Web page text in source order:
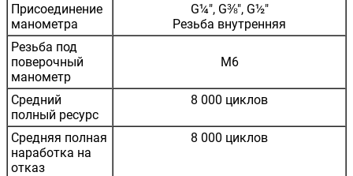
Присоединение
манометра
G¼", G⅜", G½"
Резьба внутренняя
Резьба под
поверочный
манометр
M6
Средний
полный ресурс
8 000 циклов
Средняя полная
наработка на
отказ
8 000 циклов